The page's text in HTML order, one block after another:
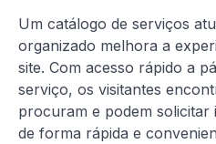
Um catálogo de serviços
organizado melhora a
site. Com acesso rápido a
serviço, os visitantes
procuram e podem solicitar
de forma rápida e